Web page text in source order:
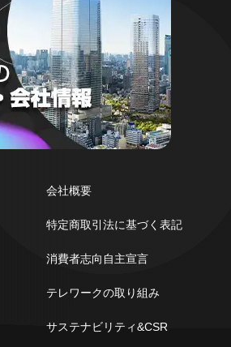
会社概要
特定商取引法に基づく表記
消費者志向自主宣言
テレワークの取り組み
サステナビリティ&CSR